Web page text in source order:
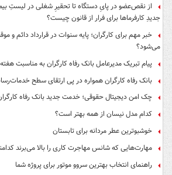
از نقص‌عضو در پایِ دستگاه تا تحقیرِ شغلی در لیستِ
جدیدِ کارفرماها برای فرار از قانون چیست؟
خبر مهم برای کارگران؛ پایه سنوات در قرارداد دائم و
می‌شود؟
پیام تبریک مدیرعامل بانک رفاه کارگران به مناسبت
بانک رفاه کارگران همواره در پی ارتقای سطح
چک امن دیجیتال حقوقی؛ خدمت جدید بانک رفاه
کدام مدل نیسان از همه بهتر است؟
خوشبوترین عطر مردانه برای تابستان
مهارت‌هایی که شانس مهاجرت کاری را بالا می‌برند
راهنمای انتخاب بهترین سروو موتور برای پروژه شما